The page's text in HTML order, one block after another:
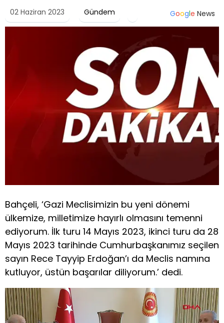
02 Haziran 2023 Gündem Google News
Bahçeli, ‘Gazi Meclisimizin bu yeni dönemi
ülkemize, milletimize hayırlı olmasını temenni
ediyorum. İlk turu 14 Mayıs 2023, ikinci turu da 28
Mayıs 2023 tarihinde Cumhurbaşkanımız seçilen
sayın Rece Tayyip Erdoğan’ı da Meclis namına
kutluyor, üstün başarılar diliyorum.’ dedi.